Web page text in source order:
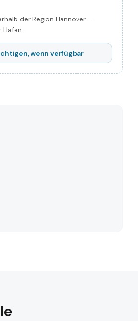
der Region Hannover –
Hafen.
wenn verfügbar